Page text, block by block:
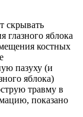
скрывать
глазного яблока
костных
пазуху (и
яблока)
травму в
показано